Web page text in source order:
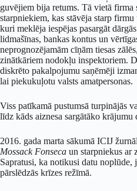
guvējiem bija retums. Tā vietā firma
starpniekiem, kas stāvēja starp
kuri meklēja iespējas pasargāt
lidmašīnas, bankas kontus un
neprognozējamām cīņām tiesas
zinātkāriem nodokļu inspektoriem.
diskrēto pakalpojumu saņēmēji
lai piekukuļotu valsts amatpersonas.
Viss patīkamā pustumsā turpinājās
līdz kāds aiznesa sargātāko
2016. gada marta sākumā ICIJ
Mossack Fonseca un starpniekus ar
Sapratusi, ka notikusi datu
pārslēdzās krīzes režīmā.